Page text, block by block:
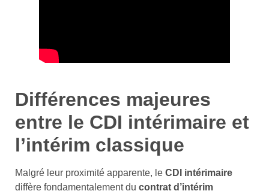
Différences majeures
entre le CDI intérimaire et
l’intérim classique
Malgré leur proximité apparente, le CDI intérimaire
diffère fondamentalement du contrat d’intérim